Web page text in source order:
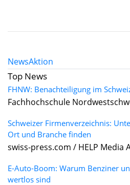
NewsAktion
Top News
FHNW: Benachteiligung im
Fachhochschule
Schweizer Firmenverzeichnis:
Ort und Branche finden
swiss-press.com / HELP Media
E-Auto-Boom: Warum Benziner
wertlos sind